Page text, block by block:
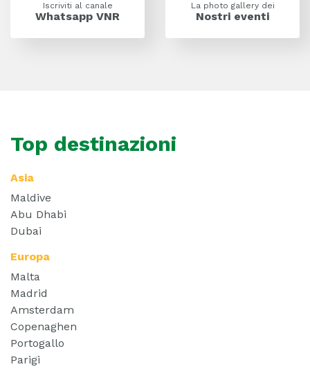
Iscriviti al canale
Whatsapp VNR
La photo gallery dei
Nostri eventi
Top destinazioni
Asia
Maldive
Abu Dhabi
Dubai
Europa
Malta
Madrid
Amsterdam
Copenaghen
Portogallo
Parigi